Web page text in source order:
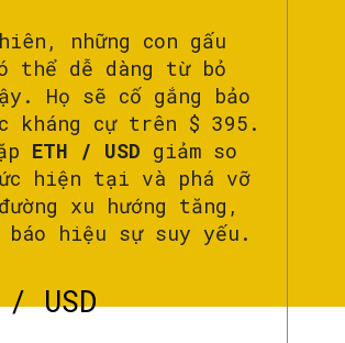
những con gấu
thể dễ dàng từ bỏ
Họ sẽ cố gắng bảo
kháng cự trên $ 395.
ETH / USD giảm so
hiện tại và phá vỡ
xu hướng tăng,
báo hiệu sự suy yếu.
/ USD